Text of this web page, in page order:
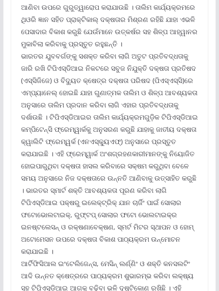
ଆଣିବା ଉପରେ ଗୁରୁତ୍ୱାରୋପ କରାଯାଉଛି । ତାଲିମ କାର୍ଯ୍ୟକ୍ରମରେ
ଥିଓରି ଜ୍ଞାନ ସହିତ ପ୍ରାକ୍ଟିକାଲ୍ ଦକ୍ଷତାର ମିଶ୍ରଣ ରହିଛି ଯାହା ଏଭଳି
ପେସାଦାର ବିକାଶ କରୁଛି ଯେଉଁମାନେ ଉତ୍କର୍ଷର ସହ ଶିଳ୍ପ ଆହ୍ୱାନର
ମୁକାବିଲା କରିବାକୁ ପ୍ରସ୍ତୁତ ରହୁଛନ୍ତି ।
ଭାରତର ଯୁବବର୍ଗଙ୍କୁ ସଶକ୍ତ କରିବା ଲାଗି ଅତୁଟ ପ୍ରତିବଦ୍ଧତାକୁ
ଜାରି ରଖି ଟିପିଏସ୍‌ଡିଆଇ ନିକଟରେ ସବୁଜ ନିଯୁକ୍ତି ଦକ୍ଷତା ପ୍ରତିଷଦ
(ଏସ୍‌ସିଜିଜେ) ଓ ବିଦ୍ୟୁତ କ୍ଷେତ୍ର ଦକ୍ଷତା ପରିଷଦ (ପିଏସ୍‌ଏସ୍‌ସି)ରେ
ଏମ୍‌ପ୍ୟାନେଲ୍ ହୋଇଛି ଯାହା ଗୁଣାତ୍ମକ ତାଲିମ ଓ ଶିଳ୍ପ ଆବଶ୍ୟକତା
ଅନୁସାରେ ତାଲିମ ପ୍ରଦାନ କରିବା ଲାଗି ଏହାର ପ୍ରତିବଦ୍ଧତାକୁ
ଦର୍ଶାଉଛି । ଟିପିଏସ୍‌ଡିଆଇର ତାଲିମ କାର୍ଯ୍ୟକ୍ରମଗୁଡ଼ିକ ଟିପିଏସ୍‌ଡିଆଇ
କମ୍ପିଟେନ୍ସି ଫ୍ରେମ୍‌ୱାର୍କକୁ ଅନୁସରଣ କରୁଛି ଯାହାକୁ ଜାତୀୟ ଦକ୍ଷତା
କ୍ୱାଲିଟି ଫ୍ରେମ୍‌ୱର୍କ (ଏନଏସ୍‌କ୍ୟୁଏଫ୍‌) ଅନୁସାରେ ପ୍ରସ୍ତୁତ
କରାଯାଇଛି । ଏହି ଫ୍ରେମ୍‌ୱାର୍କ ଅଂଶଗ୍ରହଣକାରୀମାନଙ୍କୁ ନିୟୋଜିତ
ହୋଇପାରୁଥିବା ଦକ୍ଷତା ହାସଲ କରିବାରେ ସକ୍ଷମ କରୁଥିବା ବେଳେ
ସମୟ ଅନୁସାରେ ନିଜ ଦକ୍ଷତାରେ ଉନ୍ନତି ଆଣିବାକୁ ଉତ୍ସାହିତ କରୁଛି
। ଭାରତର ସ୍ମାର୍ଟ ଶକ୍ତି ଆବଶ୍ୟକତା ପୂରଣ କରିବା ଲାଗି
ଟିପିଏସ୍‌ଡିଆଇ ପକ୍ଷରୁ ଇଲେକ୍ଟ୍ରିକ୍ ଯାନ ଚାର୍ଜିଂ ପାଇଁ ସୋଲାର
ଫଟୋଭୋଲଟାଇକ୍‌, ରୁଫ୍‌ଟପ୍ ସୋଲାର ଫଟୋ ଭୋଲଟାଇକ୍‌ର
ଇନଷ୍ଟଲେସନ୍ ଓ ରକ୍ଷଣାବେକ୍ଷଣ, ସ୍ମର୍ଟ ମିଟର ସ୍ଥାପନ ଓ ହୋମ୍
ଅଟୋମେସନ ଉପରେ ଦକ୍ଷତା ବିକାଶ ପାଠ୍ୟକ୍ରମ ଉନ୍ମୋଚନ
କରାଯାଇଛି ।
ଆର୍ଟିଫିସିଆଲ ଇଂଟେଲିଜେନ୍ସ, ମେସିନ୍ ଲର୍ଣ୍ଣିଂ ଓ ଶକ୍ତି କନସଲଟିଂ
ଆଦି ଉନ୍ନତ କ୍ଷେତ୍ରରେ ପାଠ୍ୟକ୍ରମ ଶୁଭାରମ୍ଭ କରିବା ଲକ୍ଷ୍ୟ
ସହ ଟିପିଏସ୍‌ଡିଆଇ ଆଗକୁ ବଢ଼ିବା ଭଳି ଦୃଷ୍ଟିକୋଣ ରଖିଛି । ଏହି